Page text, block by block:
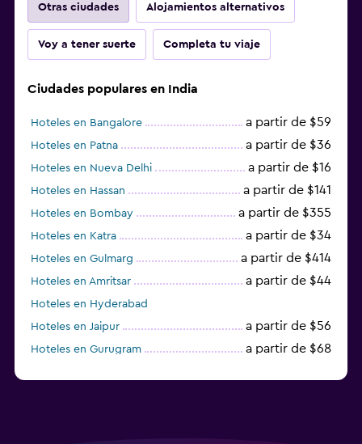
Otras ciudades Alojamientos alternativos
Voy a tener suerte Completa tu viaje
Ciudades populares en India
Hoteles en Bangalore a partir de $59
Hoteles en Patna a partir de $36
Hoteles en Nueva Delhi a partir de $16
Hoteles en Hassan a partir de $141
Hoteles en Bombay a partir de $355
Hoteles en Katra a partir de $34
Hoteles en Gulmarg a partir de $414
Hoteles en Amritsar a partir de $44
Hoteles en Hyderabad
Hoteles en Jaipur
a partir de $56
Hoteles en Gurugram a partir de $68